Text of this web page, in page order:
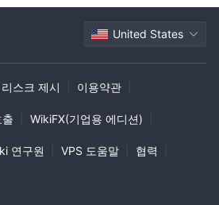
제공하는 튜토리얼은 단계별 가이드로
게 거래의 다양한 측면을 이해하기 위한
있는 전문가들이 주최하는 대화형 세션
하는 기사는 거래, 시장 상황 및 금융
United States
리스크 제시 이용약관
WikiFX(기업용 에디션)
연구원 VPS 도움말 협력